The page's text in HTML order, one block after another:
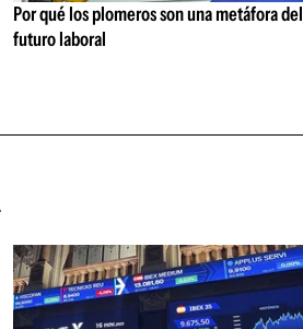
Por qué los plomeros son una metáfora del
futuro laboral